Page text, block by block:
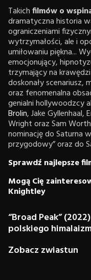
Takichfilmów o
dramatyczna historia
ograniczeniami
wytrzymałości, ale i
umiłowaniu piękna...
emocjonujący,
trzymający na
doskonały scenariusz,
oraz fenomenalna
genialni hollywoodzcy
Brolin, Jake Gyllenhaal,
Wright oraz Sam
nominację do Saturna
przygodowy” oraz do
Sprawdź najlepsze
Mogą Cię
Knightley
“Broad Peak”
polskiego
Zobacz zwiastun